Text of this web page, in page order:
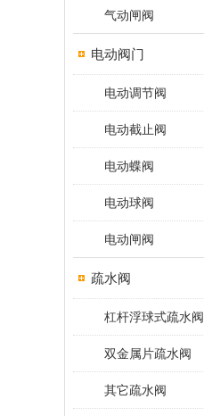
气动闸阀
电动阀门
电动调节阀
电动截止阀
电动蝶阀
电动球阀
电动闸阀
疏水阀
杠杆浮球式疏水阀
双金属片疏水阀
其它疏水阀